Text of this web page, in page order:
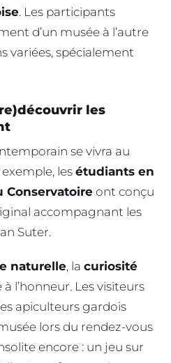
. Les participants
d’un musée à l’autre
variées, spécialement
les
se vivra au
exemple, les étudiants en
Conservatoire ont conçu
accompagnant les
Suter.
naturelle, la curiosité
à l’honneur. Les visiteurs
apiculteurs gardois
lors du rendez-vous
encore : un jeu sur